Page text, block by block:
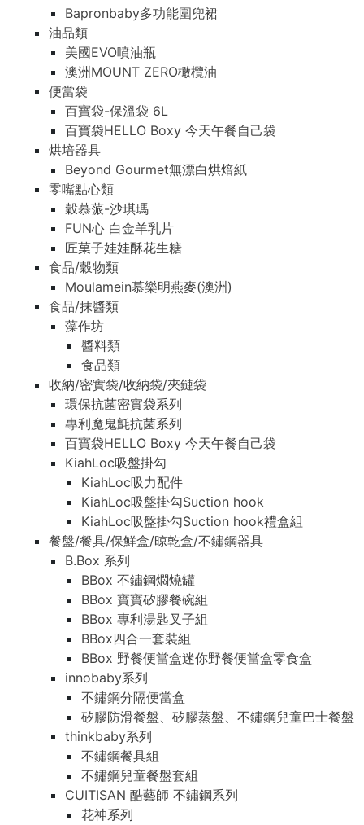
Bapronbaby多功能圍兜裙
油品類
美國EVO噴油瓶
澳洲MOUNT ZERO橄欖油
便當袋
百寶袋-保溫袋 6L
百寶袋HELLO Boxy 今天午餐自己袋
烘培器具
Beyond Gourmet無漂白烘焙紙
零嘴點心類
穀慕蒎-沙琪瑪
FUN心 白金羊乳片
匠菓子娃娃酥花生糖
食品/穀物類
Moulamein慕樂明燕麥(澳洲)
食品/抹醬類
藻作坊
醬料類
食品類
收納/密實袋/收納袋/夾鏈袋
環保抗菌密實袋系列
專利魔鬼氈抗菌系列
百寶袋HELLO Boxy 今天午餐自己袋
KiahLoc吸盤掛勾
KiahLoc吸力配件
KiahLoc吸盤掛勾Suction hook
KiahLoc吸盤掛勾Suction hook禮盒組
餐盤/餐具/保鮮盒/晾乾盒/不鏽鋼器具
B.Box 系列
BBox 不鏽鋼燜燒罐
BBox 寶寶矽膠餐碗組
BBox 專利湯匙叉子組
BBox四合一套裝組
BBox 野餐便當盒迷你野餐便當盒零食盒
innobaby系列
不鏽鋼分隔便當盒
矽膠防滑餐盤、矽膠蒸盤、不鏽鋼兒童巴士餐盤
thinkbaby系列
不鏽鋼餐具組
不鏽鋼兒童餐盤套組
CUITISAN 酷藝師 不鏽鋼系列
花神系列